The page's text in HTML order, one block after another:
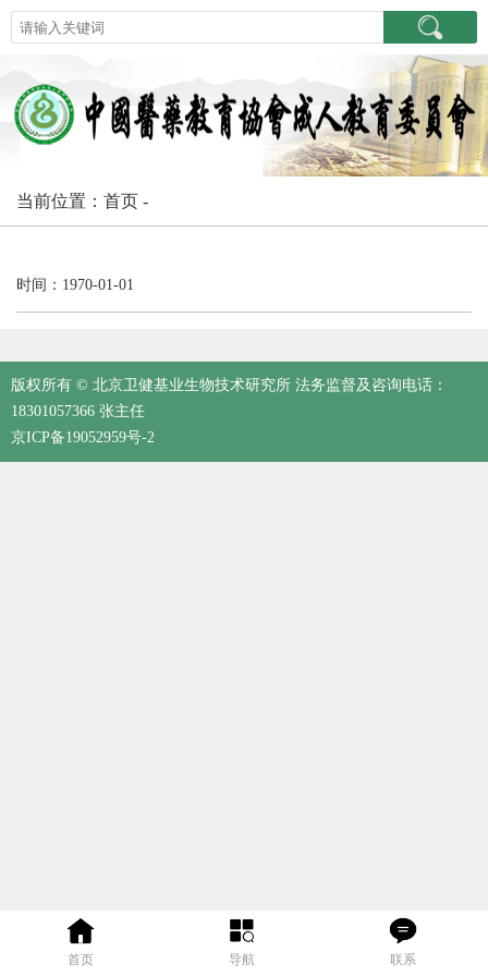
当前位置：首页 -
时间：1970-01-01
版权所有 © 北京卫健基业生物技术研究所 法务监督及咨询电话：
18301057366 张主任
京ICP备19052959号-2
首页 导航 联系